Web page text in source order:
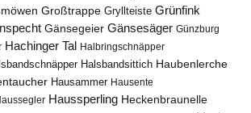
Großtrappe Gryllteiste Grünfink
Gänsegeier Gänsesäger Günzburg
Hachinger Tal Halbringschnäpper
Halsbandsittich Haubenlerche
Hausammer Hausente
Haussperling Heckenbraunelle